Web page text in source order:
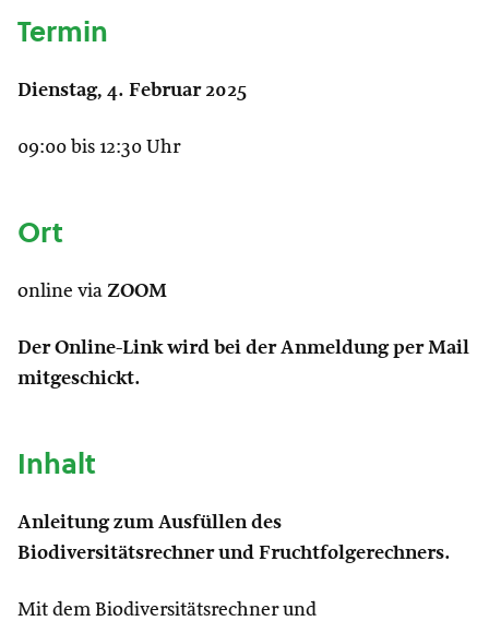
Termin
Dienstag, 4. Februar 2025
09:00 bis 12:30 Uhr
Ort
online via ZOOM
Der Online-Link wird bei der Anmeldung per Mail
mitgeschickt.
Inhalt
Anleitung zum Ausfüllen des
Biodiversitätsrechner und Fruchtfolgerechners.
Mit dem Biodiversitätsrechner und